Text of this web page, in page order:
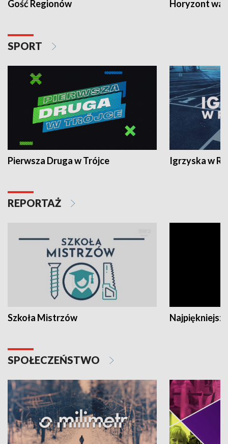
Gość Regionów Horyzont
SPORT
Pierwsza Druga w Trójce Igrzyska w
REPORTAŻ
Szkoła Mistrzów
SPOŁECZEŃSTWO